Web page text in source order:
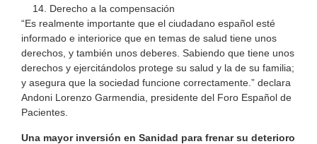
Derecho a la compensación
“Es realmente importante que el ciudadano español esté
informado e interiorice que en temas de salud tiene unos
derechos, y también unos deberes. Sabiendo que tiene unos
derechos y ejercitándolos protege su salud y la de su familia;
y asegura que la sociedad funcione correctamente.” declara
Andoni Lorenzo Garmendia, presidente del Foro Español de
Pacientes.
Una mayor inversión en Sanidad para frenar su deterioro